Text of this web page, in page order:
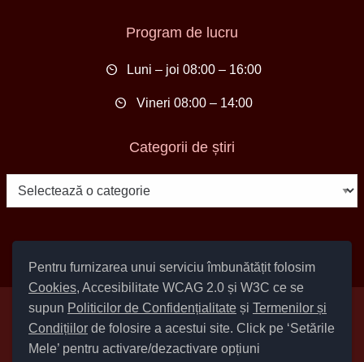
Pentru furnizarea unui serviciu îmbunătățit folosim
Cookies, Accesibilitate WCAG 2.0 și W3C ce se
supun Politicilor de Confidențialitate și Termenilor și
Condițiilor de folosire a acestui site. Click pe ‘Setările
Mele’ pentru activare/dezactivare opțiuni
Program de lucru
Luni – joi 08:00 – 16:00
Vineri 08:00 – 14:00
Categorii de știri
Categorii
de
Setări Cookies și Accesibilitate
Informare cu privire la prelucrarea datelor|
Politică de utilizare